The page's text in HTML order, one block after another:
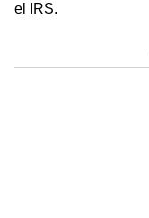
el IRS.